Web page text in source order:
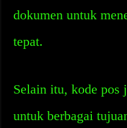
dokumen untuk
tepat.
Selain itu, kode pos
untuk berbagai